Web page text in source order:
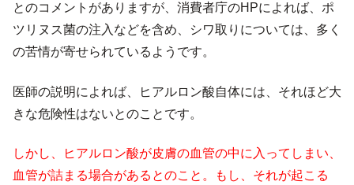
とのコメントがありますが、消費者庁のHPによれば、ポ
ツリヌス菌の注入などを含め、シワ取りについては、多く
の苦情が寄せられているようです。
医師の説明によれば、ヒアルロン酸自体には、それほど大
きな危険性はないとのことです。
しかし、ヒアルロン酸が皮膚の血管の中に入ってしまい、
血管が詰まる場合があるとのこと。もし、それが起こる